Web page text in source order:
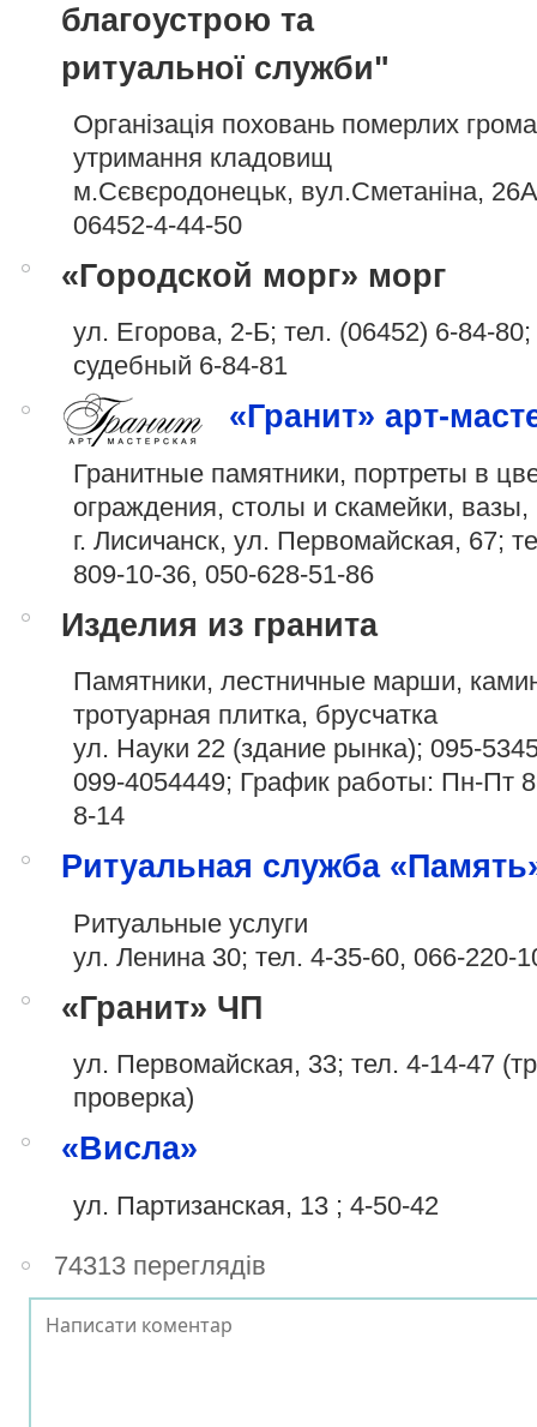
благоустрою та
ритуальної служби"
Організація поховань померлих
утримання кладовищ
м.Сєвєродонецьк, вул.Сметаніна,
06452-4-44-50
«Городской морг» морг
ул. Егорова, 2-Б; тел. (06452) 6-84-80;
судебный 6-84-81
«Гранит» арт-
Гранитные памятники, портреты в
ограждения, столы и скамейки,
г. Лисичанск, ул. Первомайская, 67;
809-10-36, 050-628-51-86
Изделия из гранита
Памятники, лестничные марши,
тротуарная плитка, брусчатка
ул. Науки 22 (здание рынка); 095-
099-4054449; График работы: Пн-Пт
8-14
Ритуальная служба
Ритуальные услуги
ул. Ленина 30; тел. 4-35-60, 066-220-
«Гранит» ЧП
ул. Первомайская, 33; тел. 4-14-47
проверка)
«Висла»
ул. Партизанская, 13 ; 4-50-42
74313 переглядів